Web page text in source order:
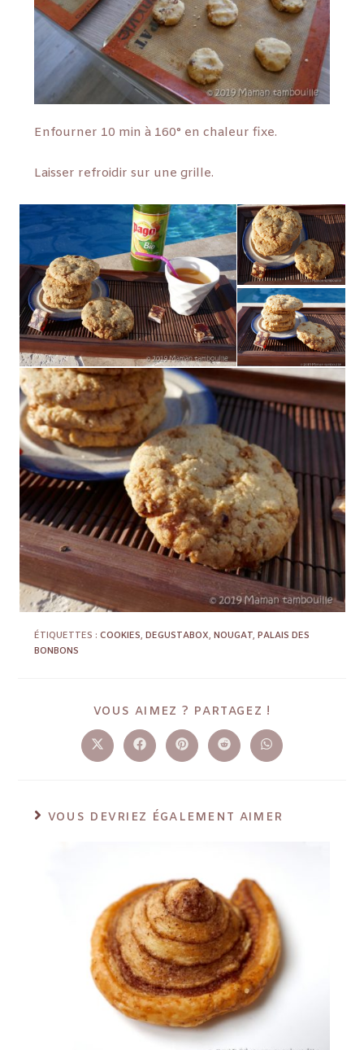
Enfourner 10 min à 160° en chaleur fixe.
Laisser refroidir sur une grille.
ÉTIQUETTES :COOKIES, DEGUSTABOX, NOUGAT, PALAIS DES
BONBONS
VOUS AIMEZ ? PARTAGEZ !
VOUS DEVRIEZ ÉGALEMENT AIMER